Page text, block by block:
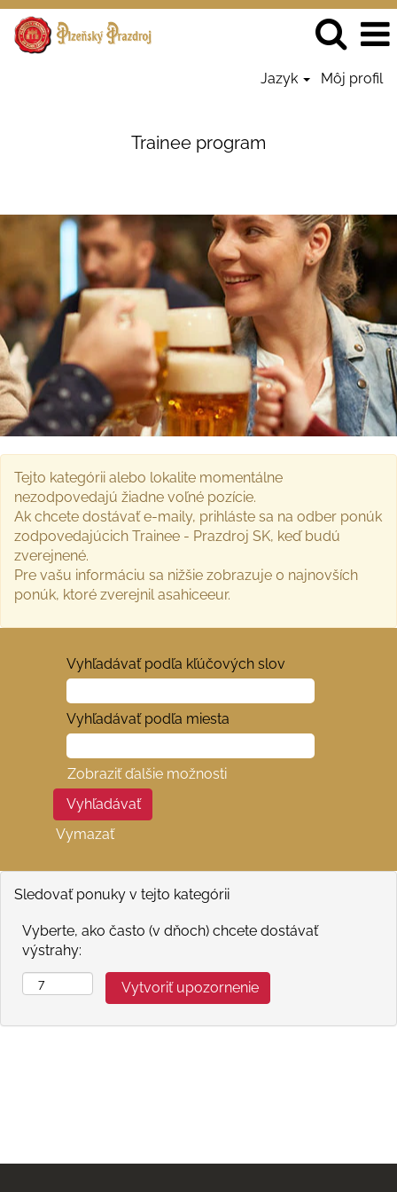
Jazyk Môj profil
Trainee program
Tejto kategórii alebo lokalite momentálne
nezodpovedajú žiadne voľné pozície.
Ak chcete dostávať e-maily, prihláste sa na odber ponúk
zodpovedajúcich Trainee - Prazdroj SK, keď budú
zverejnené.
Pre vašu informáciu sa nižšie zobrazuje 0 najnovších
ponúk, ktoré zverejnil asahiceeur.
Vyhľadávať podľa kľúčových slov
Vyhľadávať podľa miesta
Zobraziť ďalšie možnosti
Vymazať
Sledovať ponuky v tejto kategórii
Vyberte, ako často (v dňoch) chcete dostávať
výstrahy: